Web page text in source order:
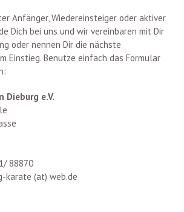
Anfänger, Wiedereinsteiger oder aktiver
Dich bei uns und wir vereinbaren mit Dir
oder nennen Dir die nächste
Einstieg. Benutze einfach das Formular
Dieburg e.V.
88870
karate (at) web.de